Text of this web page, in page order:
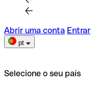
Abrir uma conta Entrar
pt
Selecione o seu país